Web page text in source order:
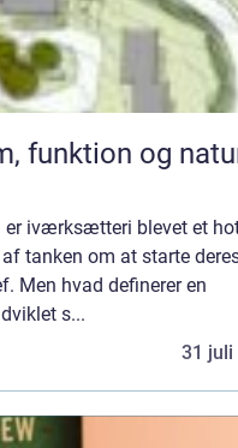
funktion og
er iværksætteri blevet et
tanken om at starte
Men hvad definerer en
s...
31 juli